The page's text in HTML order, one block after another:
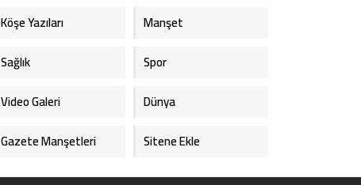
Köşe Yazıları
Manşet
Sağlık
Spor
Video Galeri
Dünya
Gazete Manşetleri Sitene Ekle